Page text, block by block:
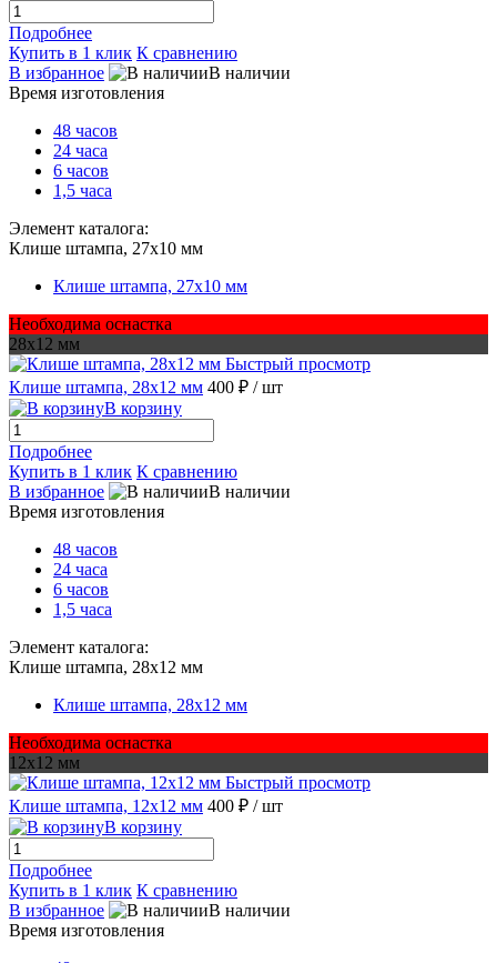
Подробнее
Купить в 1 клик К сравнению
В избранное
В наличии
Время изготовления
48 часов
24 часа
6 часов
1,5 часа
Элемент каталога:
Клише штампа, 27х10 мм
Клише штампа, 27х10 мм
Необходима оснастка
28х12 мм
Быстрый просмотр
Клише штампа, 28х12 мм 400 ₽ / шт
В корзину
Подробнее
Купить в 1 клик К сравнению
В избранное
В наличии
Время изготовления
48 часов
24 часа
6 часов
1,5 часа
Элемент каталога:
Клише штампа, 28х12 мм
Клише штампа, 28х12 мм
Необходима оснастка
12х12 мм
Быстрый просмотр
Клише штампа, 12х12 мм 400 ₽ / шт
В корзину
Подробнее
Купить в 1 клик К сравнению
В избранное
В наличии
Время изготовления